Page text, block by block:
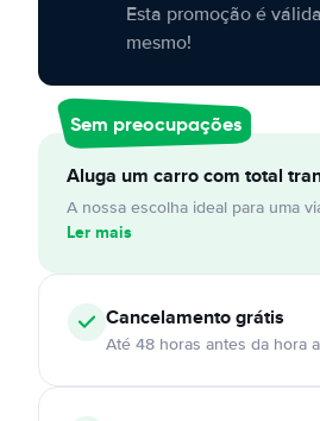
Esta promoção é
mesmo!
Sem preocupações
Aluga um carro com total
A nossa escolha ideal para uma
Ler mais
Cancelamentográtis
Até 48 horas antes da hora